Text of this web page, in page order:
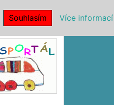
Souhlasím Více informací